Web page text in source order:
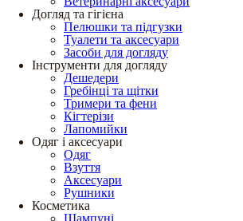
Догляд та гігієна
Пелюшки та підгузки
Туалети та аксесуари
Засоби для догляду
Інструменти для догляду
Дешедери
Гребінці та щітки
Тримери та фени
Кігтерізи
Лапомийки
Одяг і аксесуари
Одяг
Взуття
Аксесуари
Рушники
Косметика
Шампуні